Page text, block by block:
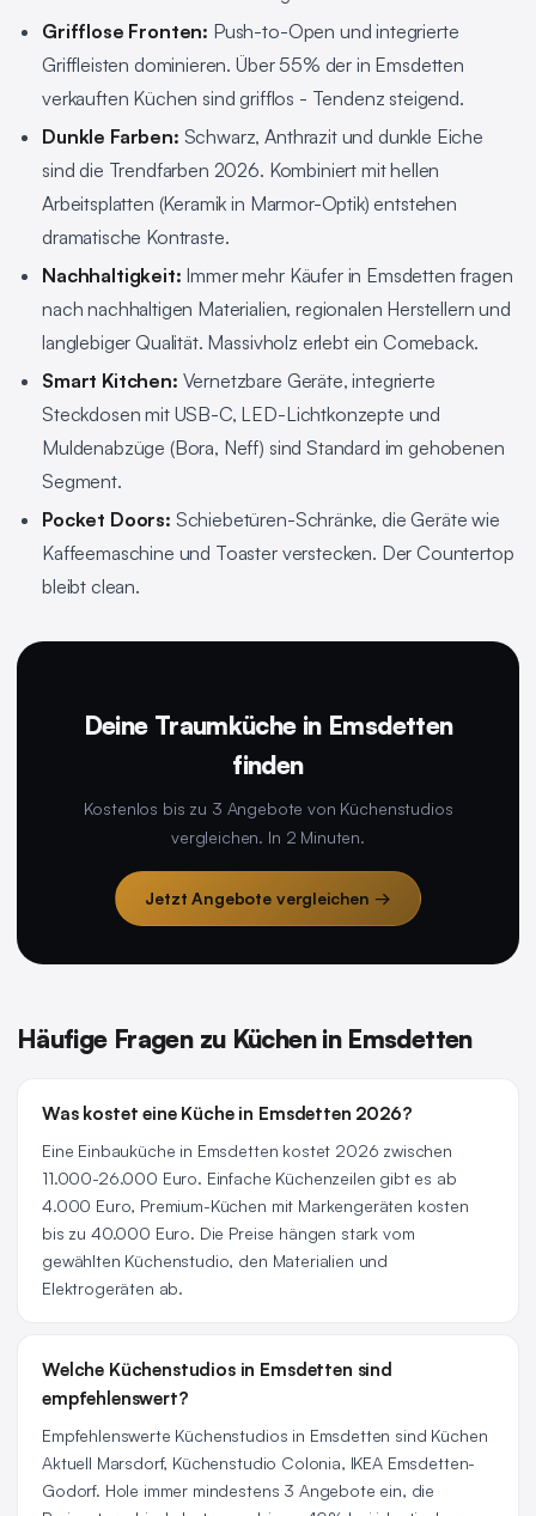
Grifflose Fronten: Push-to-Open und integrierte
Griffleisten dominieren. Über 55% der in Emsdetten
verkauften Küchen sind grifflos - Tendenz steigend.
Dunkle Farben: Schwarz, Anthrazit und dunkle Eiche
sind die Trendfarben 2026. Kombiniert mit hellen
Arbeitsplatten (Keramik in Marmor-Optik) entstehen
dramatische Kontraste.
Nachhaltigkeit: Immer mehr Käufer in Emsdetten fragen
nach nachhaltigen Materialien, regionalen Herstellern und
langlebiger Qualität. Massivholz erlebt ein Comeback.
Smart Kitchen: Vernetzbare Geräte, integrierte
Steckdosen mit USB-C, LED-Lichtkonzepte und
Muldenabzüge (Bora, Neff) sind Standard im gehobenen
Segment.
Pocket Doors: Schiebetüren-Schränke, die Geräte wie
Kaffeemaschine und Toaster verstecken. Der Countertop
bleibt clean.
Deine Traumküche in Emsdetten
finden
Kostenlos bis zu 3 Angebote von Küchenstudios
vergleichen. In 2 Minuten.
Jetzt Angebote vergleichen →
Häufige Fragen zu Küchen in Emsdetten
Was kostet eine Küche in Emsdetten 2026?
Eine Einbauküche in Emsdetten kostet 2026 zwischen
11.000-26.000 Euro. Einfache Küchenzeilen gibt es ab
4.000 Euro, Premium-Küchen mit Markengeräten kosten
bis zu 40.000 Euro. Die Preise hängen stark vom
gewählten Küchenstudio, den Materialien und
Elektrogeräten ab.
Welche Küchenstudios in Emsdetten sind
empfehlenswert?
Empfehlenswerte Küchenstudios in Emsdetten sind Küchen
Aktuell Marsdorf, Küchenstudio Colonia, IKEA Emsdetten-
Godorf. Hole immer mindestens 3 Angebote ein, die